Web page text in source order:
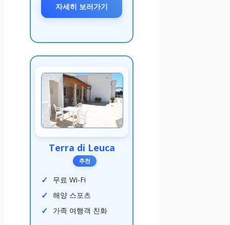
자세히 보러가기
Terra di Leuca
추천
무료 Wi-Fi
해양 스포츠
가족 여행객 친화